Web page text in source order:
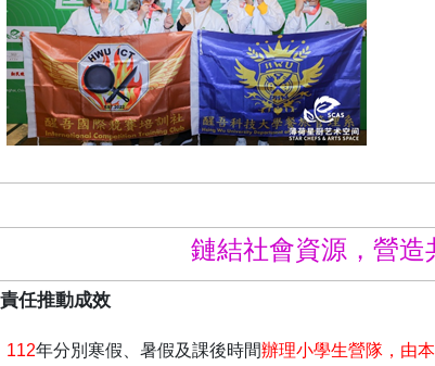
結社會資源，營造共
任推動成效
112年分別寒假、暑假及課後時間辦理小學生營隊，由